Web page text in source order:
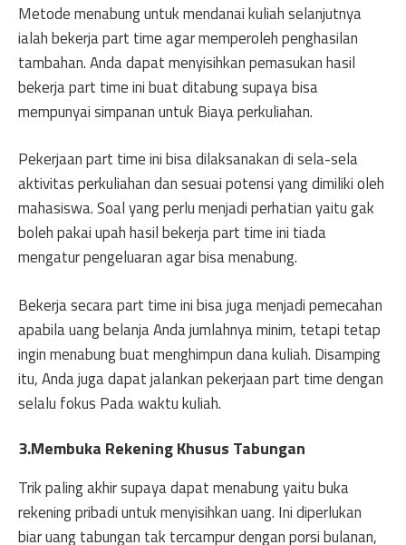
Metode menabung untuk mendanai kuliah selanjutnya
ialah bekerja part time agar memperoleh penghasilan
tambahan. Anda dapat menyisihkan pemasukan hasil
bekerja part time ini buat ditabung supaya bisa
mempunyai simpanan untuk Biaya perkuliahan.
Pekerjaan part time ini bisa dilaksanakan di sela-sela
aktivitas perkuliahan dan sesuai potensi yang dimiliki oleh
mahasiswa. Soal yang perlu menjadi perhatian yaitu gak
boleh pakai upah hasil bekerja part time ini tiada
mengatur pengeluaran agar bisa menabung.
Bekerja secara part time ini bisa juga menjadi pemecahan
apabila uang belanja Anda jumlahnya minim, tetapi tetap
ingin menabung buat menghimpun dana kuliah. Disamping
itu, Anda juga dapat jalankan pekerjaan part time dengan
selalu fokus Pada waktu kuliah.
3.Membuka Rekening Khusus Tabungan
Trik paling akhir supaya dapat menabung yaitu buka
rekening pribadi untuk menyisihkan uang. Ini diperlukan
biar uang tabungan tak tercampur dengan porsi bulanan,